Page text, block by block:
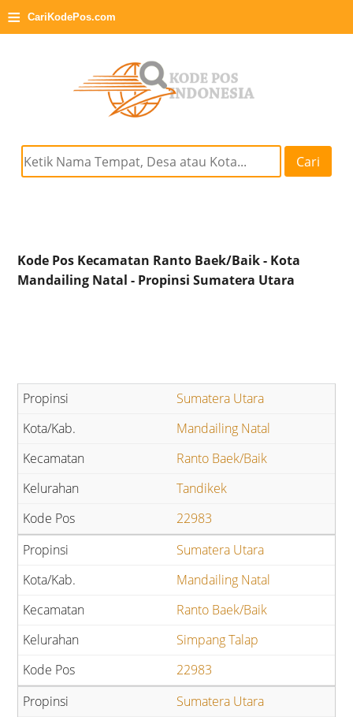
≡ CariKodePos.com
Cari
Kode Pos Kecamatan Ranto Baek/Baik - Kota
Mandailing Natal - Propinsi Sumatera Utara
Sumatera Utara
Mandailing Natal
Ranto Baek/Baik
Tandikek
22983
Sumatera Utara
Mandailing Natal
Ranto Baek/Baik
Simpang Talap
22983
Sumatera Utara